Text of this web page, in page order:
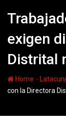
exigen
Distrital
Home -
con la Directora